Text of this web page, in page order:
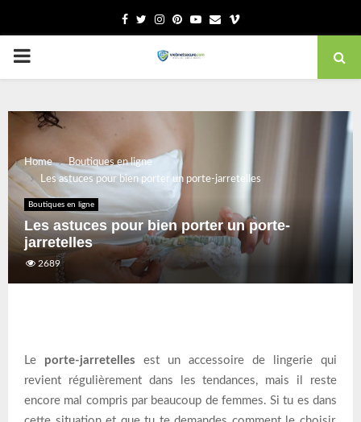
Facebook
TwitterInstagram
PinterestYoutube
EmailVimeo
PRIMARY
Home
Boutiques en ligne
Les astuces pour bien porter un porte-jarretelles
Boutiques en ligne
Les astuces pour bien porter un porte-
jarretelles
2689
Le porte-jarretelles est un accessoire de lingerie qui
revient régulièrement dans les tendances, mais il reste
encore mal compris par beaucoup de femmes. Si tu es dans